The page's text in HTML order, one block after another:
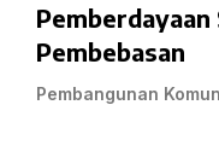
Pemberdayaan
Pembebasan
Pembangunan